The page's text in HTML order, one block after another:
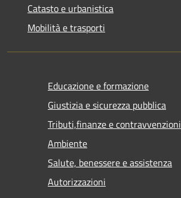
Catasto e urbanistica
Mobilità e trasporti
Educazione e formazione
Giustizia e sicurezza pubblica
Tributi,finanze e contravvenzioni
Ambiente
Salute, benessere e assistenza
Autorizzazioni